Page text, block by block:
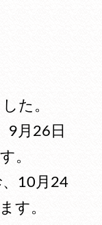
た。
9月26日
。
10月24
す。